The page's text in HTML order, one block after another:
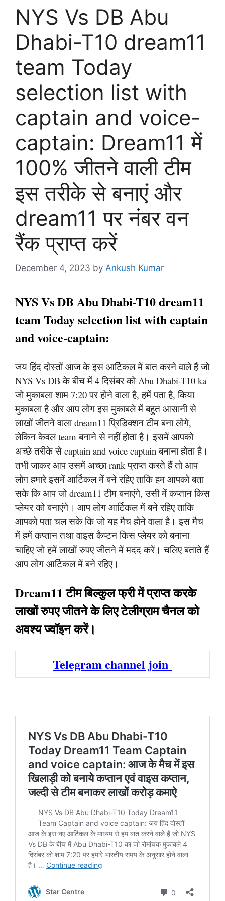
NYS Vs DB Abu
Dhabi-T10 dream11
team Today
selection list with
captain and voice-
captain: Dream11 में
100% जीतने वाली टीम
इस तरीके से बनाएं और
dream11 पर नंबर वन
रैंक प्राप्त करें
December 4, 2023 by Ankush Kumar
NYS Vs DB Abu Dhabi-T10 dream11
team Today selection list with captain
and voice-captain:
जय हिंद दोस्तों आज के इस आर्टिकल में बात करने वाले हैं जो
NYS Vs DB के बीच में 4 दिसंबर को Abu Dhabi-T10 ka
जो मुकाबला शाम 7:20 पर होने वाला है, हमें पता है, किया
मुकाबला है और आप लोग इस मुकाबले में बहुत आसानी से
लाखों जीतने वाला dream11 प्रिडिक्शन टीम बना लोगे,
लेकिन केवल team बनाने से नहीं होता है। इसमें आपको
अच्छे तरीके से captain and voice captain बनाना होता है।
तभी जाकर आप उसमें अच्छा rank प्राप्त करते हैं तो आप
लोग हमारे इसमें आर्टिकल में बने रहिए ताकि हम आपको बता
सके कि आप जो dream11 टीम बनाएंगे, उसी में कप्तान किस
प्लेयर को बनाएंगे। आप लोग आर्टिकल में बने रहिए ताकि
आपको पता चल सके कि जो यह मैच होने वाला है। इस मैच
में हमें कप्तान तथा वाइस कैप्टन किस प्लेयर को बनाना
चाहिए जो हमें लाखों रुपए जीतने में मदद करें। चलिए बताते हैं
आप लोग आर्टिकल में बने रहिए।
Dream11 टीम बिल्कुल फ्री में प्राप्त करके
लाखों रुपए जीतने के लिए टेलीग्राम चैनल को
अवश्य ज्वॉइन करें।
Telegram channel join